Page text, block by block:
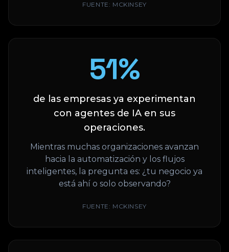
FUENTE: MCKINSEY
62%
de las empresas ya experimentan
con agentes de IA en sus
operaciones.
Mientras muchas organizaciones avanzan
hacia la automatización y los flujos
inteligentes, la pregunta es: ¿tu negocio ya
está ahí o solo observando?
FUENTE: MCKINSEY